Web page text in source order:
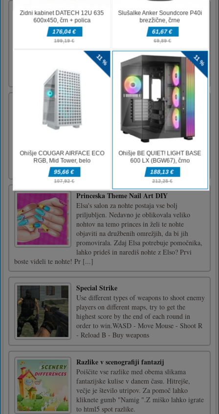
Barvna kača 3D
Color Snake 3D je zanimiva arkadna igra
kača. V igri nadzorujete simpatično kačo,
kača se lahko dotika le iste barve kot njeno
telo. Če se kača slučajno dotakne kvadrata
drugih barv, igra ne bo uspela. Težavnost igre
se bo z ravnijo povečevala in postala težja.
Zabavaj se!Za igra [...]
Darkmaster and Lightmaiden
Darkmaster and Lightmaiden is a cooperative
2-player game in which you take control of
either Darkmaster and Lightmaiden. The two
characters must work together to solve the
puzzles and overcome the obstacles in each
level.Arrows Keys: MoveSpace Bar Change
CharacterE: Action
Princeska Theme Nail Art DIY
Elsa's salon za nohte postaja vse bolj
priljubljen. Nedavno je oblikovala veliko
nohtov na temo princes in želi te nohte
objaviti na družbenih omrežjih, da bi jih
promovirala. Zdaj Elsa potrebuje pomočnika,
lahko prideš in narediš nohte z Elso? Prvi
boste videli te nohte! Pr [...]
Special Strike
Use different types of weapons to shoot enemy
players on different maps, try to get the
highest score by the end of each round in
order to win.WASD - Move Mouse - Shoot R
- Reload B - Buy weapons
Razlike v scenografiji fantazij
Poiščite vse razlike med obema slikama
fantazijske kulise v danem času. Hitrejše,
večje je število utripov. Za pomoč lahko
kliknete gumb "Namig ".Z miško lahko igrate
to html5 spot razlike.